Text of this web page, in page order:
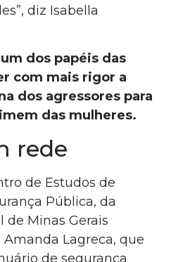
diz Isabella
dos papéis das
com mais rigor a
dos agressores para
das mulheres.
rede
de Estudos de
Pública, da
de Minas Gerais
Amanda Lagreca, que
de segurança